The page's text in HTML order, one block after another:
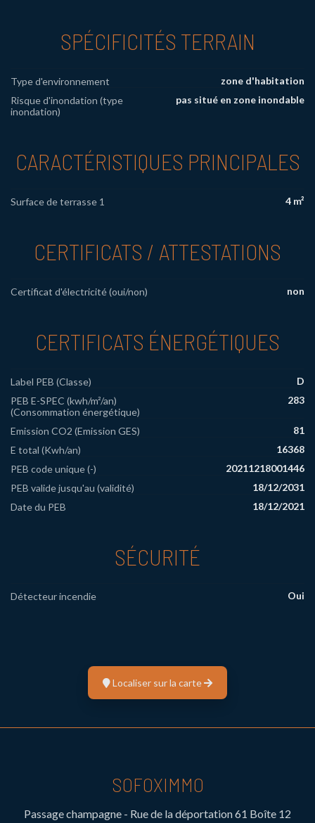
SPÉCIFICITÉS TERRAIN
Type d'environnement
zone d'habitation
Risque d'inondation (type
inondation)
pas situé en zone inondable
CARACTÉRISTIQUES PRINCIPALES
Surface de terrasse 1 4 m²
CERTIFICATS / ATTESTATIONS
Certificat d'électricité (oui/non) non
CERTIFICATS ÉNERGÉTIQUES
Label PEB (Classe)
D
PEB E-SPEC (kwh/m²/an)
(Consommation énergétique)
283
Emission CO2 (Emission GES)
81
E total (Kwh/an)
16368
PEB code unique (-)
20211218001446
PEB valide jusqu'au (validité)
18/12/2031
Date du PEB
18/12/2021
SÉCURITÉ
Détecteur incendie Oui
Localiser sur la carte
SOFOXIMMO
Passage champagne - Rue de la déportation 61 Boîte 12